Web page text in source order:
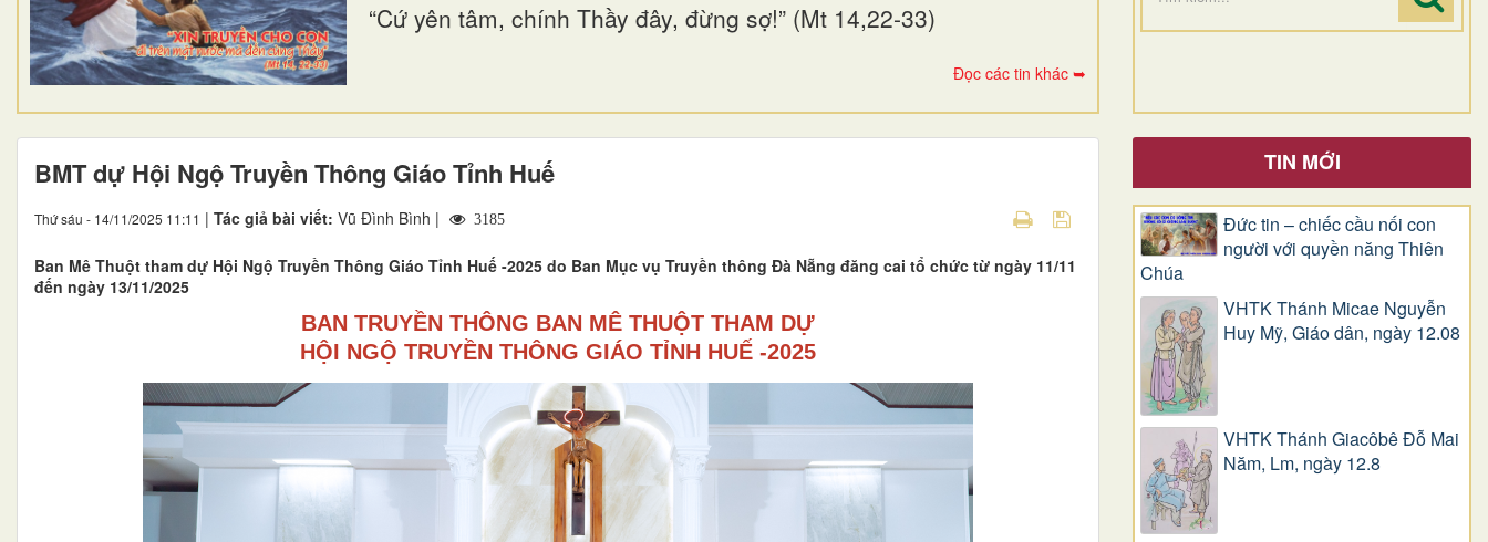
“Cứ yên tâm, chính Thầy đây, đừng sợ!” (Mt 14,22-33)
Đọc các tin khác ➥
BMT dự Hội Ngộ Truyền Thông Giáo Tỉnh Huế
Thứ sáu - 14/11/2025 11:11 | Tác giả bài viết: Vũ Đình Bình | 3185
Ban Mê Thuột tham dự Hội Ngộ Truyền Thông Giáo Tỉnh Huế -2025 do Ban Mục vụ Truyền thông Đà Nẵng đăng cai tổ chức từ ngày 11/11
đến ngày 13/11/2025
BAN TRUYỀN THÔNG BAN MÊ THUỘT THAM DỰ
HỘI NGỘ TRUYỀN THÔNG GIÁO TỈNH HUẾ -2025
TIN MỚI
Đức tin – chiếc cầu nối con
người với quyền năng Thiên
Chúa
VHTK Thánh Micae Nguyễn
Huy Mỹ, Giáo dân, ngày 12.08
VHTK Thánh Giacôbê Ðỗ Mai
Năm, Lm, ngày 12.8